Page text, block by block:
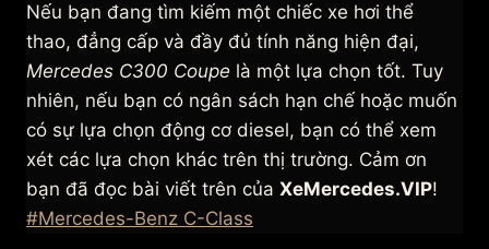
Nếu bạn đang tìm kiếm một chiếc xe hơi thể
thao, đẳng cấp và đầy đủ tính năng hiện đại,
Mercedes C300 Coupe là một lựa chọn tốt. Tuy
nhiên, nếu bạn có ngân sách hạn chế hoặc muốn
có sự lựa chọn động cơ diesel, bạn có thể xem
xét các lựa chọn khác trên thị trường. Cảm ơn
bạn đã đọc bài viết trên của XeMercedes.VIP!
Post
#Mercedes-Benz C-Class